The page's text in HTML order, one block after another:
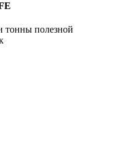
тонны полезной